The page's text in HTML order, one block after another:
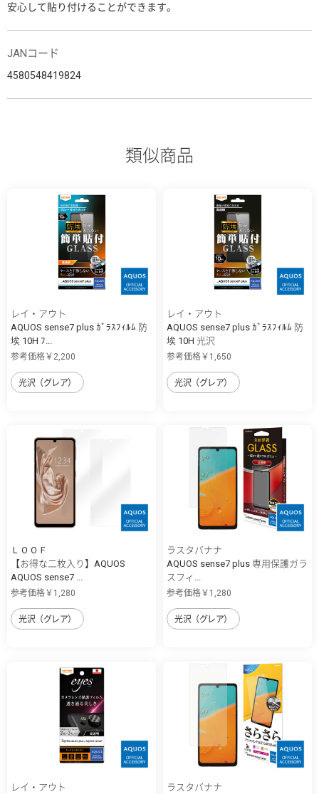
安心して貼り付けることができます。
JANコード
4580548419824
類似商品
レイ・アウト
AQUOS sense7 plus ｶﾞﾗｽﾌｨﾙﾑ 防
埃 10H ﾌ...
参考価格￥2,200
光沢（グレア）
レイ・アウト
AQUOS sense7 plus ｶﾞﾗｽﾌｨﾙﾑ 防
埃 10H 光沢
参考価格￥1,650
光沢（グレア）
ＬＯＯＦ
【お得な二枚入り】AQUOS
AQUOS sense7 ...
参考価格￥1,280
光沢（グレア）
ラスタバナナ
AQUOS sense7 plus 専用保護ガラ
スフィ...
参考価格￥1,280
光沢（グレア）
レイ・アウト
ラスタバナナ